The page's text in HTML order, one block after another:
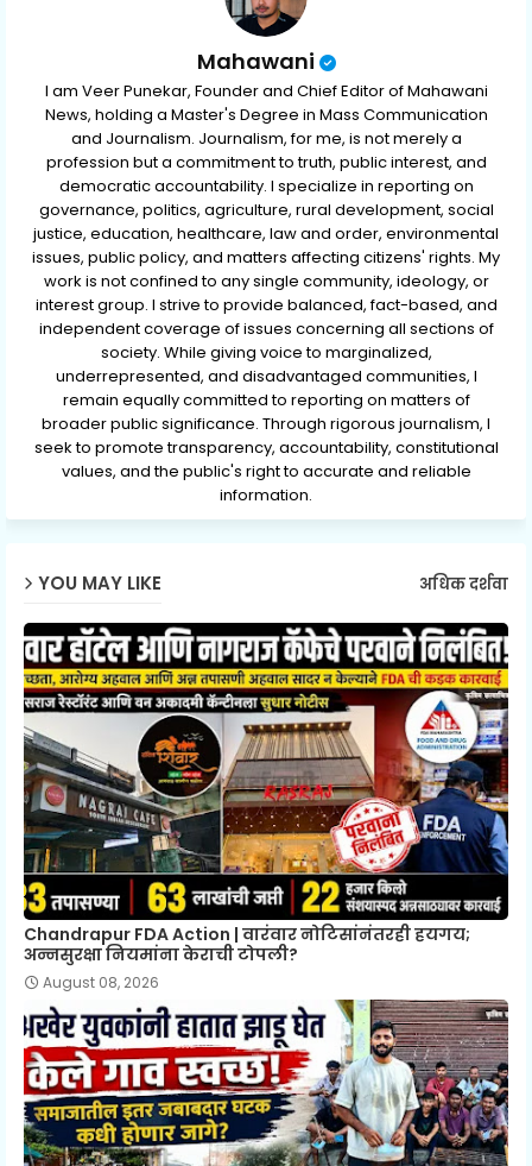
Mahawani
I am Veer Punekar, Founder and Chief Editor of Mahawani
News, holding a Master's Degree in Mass Communication
and Journalism. Journalism, for me, is not merely a
profession but a commitment to truth, public interest, and
democratic accountability. I specialize in reporting on
governance, politics, agriculture, rural development, social
justice, education, healthcare, law and order, environmental
issues, public policy, and matters affecting citizens' rights. My
work is not confined to any single community, ideology, or
interest group. I strive to provide balanced, fact-based, and
independent coverage of issues concerning all sections of
society. While giving voice to marginalized,
underrepresented, and disadvantaged communities, I
remain equally committed to reporting on matters of
broader public significance. Through rigorous journalism, I
seek to promote transparency, accountability, constitutional
values, and the public's right to accurate and reliable
information.
YOU MAY LIKE अधिक दर्शवा
Chandrapur FDA Action | वारंवार नोटिसांनंतरही हयगय;
अन्नसुरक्षा नियमांना केराची टोपली?
August 08, 2026